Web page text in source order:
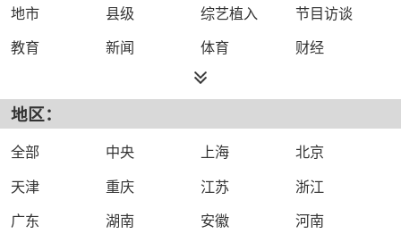
地市
县级 综艺植入
节目访谈
教育
新闻 体育
财经
科技
都市
文化
文艺 娱乐
影视
电影
生活 电视剧
综合
时尚
民生 IPTV智能电视
数字电视
地区：
全部 中央 上海
北京
天津
重庆 江苏
浙江
广东
湖南 安徽
河南